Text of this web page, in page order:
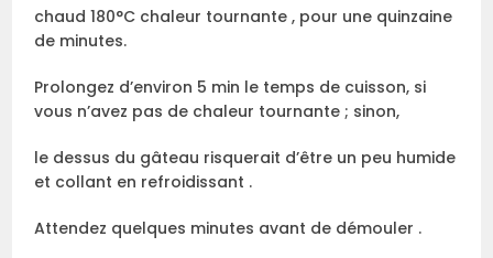
chaud 180°C chaleur tournante , pour une quinzaine
de minutes.
Prolongez d’environ 5 min le temps de cuisson, si
vous n’avez pas de chaleur tournante ; sinon,
le dessus du gâteau risquerait d’être un peu humide
et collant en refroidissant .
Attendez quelques minutes avant de démouler .